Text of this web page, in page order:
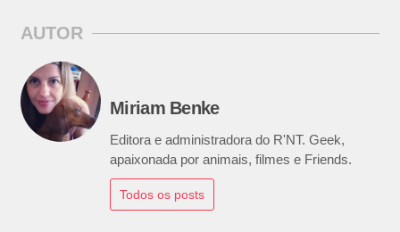
AUTOR
Miriam Benke
Editora e administradora do R'NT. Geek,
apaixonada por animais, filmes e Friends.
Todos os posts